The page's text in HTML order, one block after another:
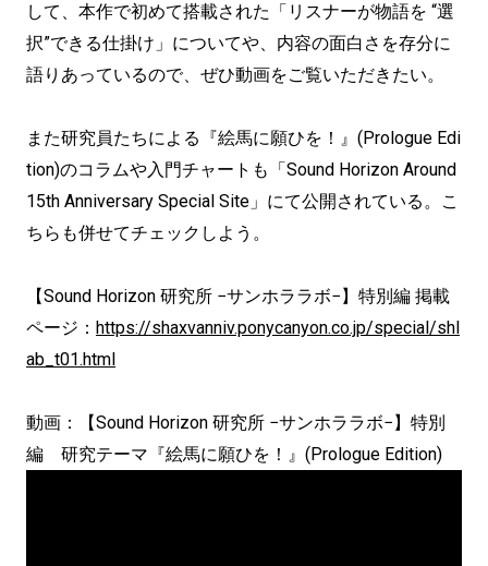
して、本作で初めて搭載された「リスナーが物語を “選
択”できる仕掛け」についてや、内容の面白さを存分に
語りあっているので、ぜひ動画をご覧いただきたい。
また研究員たちによる『絵馬に願ひを！』(Prologue Edi
tion)のコラムや入門チャートも「Sound Horizon Around
15th Anniversary Special Site」にて公開されている。こ
ちらも併せてチェックしよう。
【Sound Horizon 研究所 −サンホララボ−】特別編 掲載
ページ： https://shaxvanniv.ponycanyon.co.jp/special/shl
ab_t01.html
動画：【Sound Horizon 研究所 −サンホララボ−】特別
編 研究テーマ『絵馬に願ひを！』(Prologue Edition)